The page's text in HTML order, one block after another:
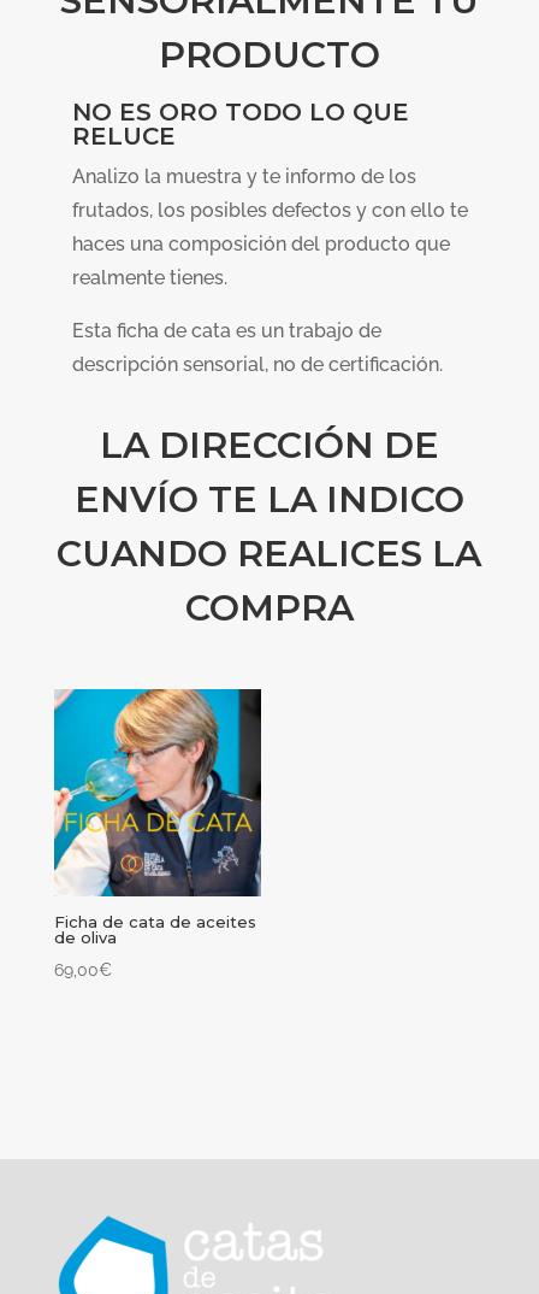
PRODUCTO
NO ES ORO TODO LO QUE
RELUCE
Analizo la muestra y te informo de los
frutados, los posibles defectos y con ello te
haces una composición del producto que
realmente tienes.
Esta ficha de cata es un trabajo de
descripción sensorial, no de certificación.
LA DIRECCIÓN DE
ENVÍO TE LA INDICO
CUANDO REALICES LA
COMPRA
Ficha de cata de aceites
de oliva
69,00€